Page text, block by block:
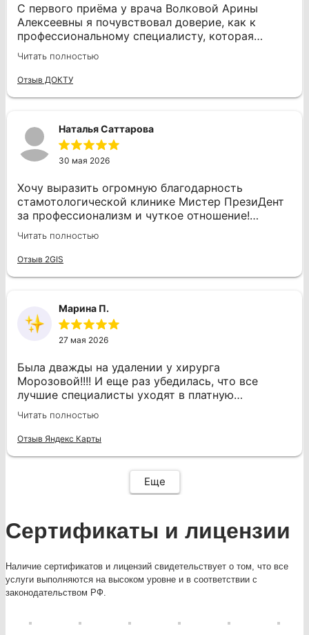
С первого приёма у врача Волковой Арины
Алексеевны я почувствовал доверие, как к
профессиональному специалисту, которая
всегда обстоятельно расскажет, что делает и
что будет делать очень внимательно. И я очень
рад, что мне повезло попасть именно к этому
сотрудников клиники «Мистер президент»
Читать полностью
Отзыв ДОКТУ
Наталья Саттарова
30 мая 2026
Хочу выразить огромную благодарность
стамотологической клинике Мистер ПрезиДент
за профессионализм и чуткое отношение!
Недавно закончила лечение зубов,установила
импланты и коронки, и каждый визит оставлял
только положительные впечатления. Огромное
были подробно объяснены, а процесс прошел
практически безболезненно. Отдельное спасибо
Бондаренко Д. Ю, за установку имплантов, за
я выбирала очень долго, взвешивала все за и
против. И я не ошиблась. Атмосфера в клинике
очень располагающая .Теперь с уверенностью
могу рекомендовать клинику Мистер ПрезиДент
всем, кто ценит качество и заботу о своем
здоровье!
Читать полностью
Отзыв 2GIS
Марина П.
27 мая 2026
Была дважды на удалении у хирурга
Морозовой!!!! И еще раз убедилась, что все
лучшие специалисты уходят в платную
медицину! Очень хороший врач, знающий свое
дело, тактична, спокойна, аккуратна! Боли не
было совсем В первый раз спасла меня просто
Читать полностью
Отзыв Яндекс Карты
Еще
Сертификаты и лицензии
Наличие сертификатов и лицензий свидетельствует о том, что все
услуги выполняются на высоком уровне и в соответствии с
законодательством РФ.